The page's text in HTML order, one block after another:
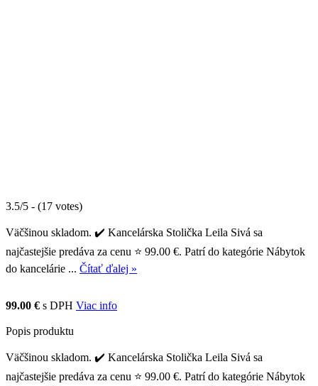
3.5/5 - (17 votes)
Väčšinou skladom. ✔️ Kancelárska Stolička Leila Sivá sa
najčastejšie predáva za cenu ⭐ 99.00 €. Patrí do kategórie Nábytok
do kancelárie ... Čítať ďalej »
99.00 € s DPH Viac info
Popis produktu
Väčšinou skladom. ✔️ Kancelárska Stolička Leila Sivá sa
najčastejšie predáva za cenu ⭐ 99.00 €. Patrí do kategórie Nábytok